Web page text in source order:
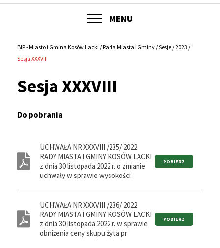
menu
serwisu
POKAŻ
MENU
Ścieżka
nawigacyjna
BIP - Miasto i Gmina Kosów Lacki Rada Miasta i Gminy Sesje 2023
Sesja XXXVIII
Sesja XXXVIII
Do pobrania
UCHWAŁA NR XXXVIII /235/ 2022
RADY MIASTA I GMINY KOSÓW LACKI
z dnia 30 listopada 2022 r. o zmianie
uchwały w sprawie wysokości
UCHWAŁA NR XXXVIII /236/ 2022
RADY MIASTA I GMINY KOSÓW LACKI
z dnia 30 listopada 2022 r. w sprawie
obniżenia ceny skupu żyta pr